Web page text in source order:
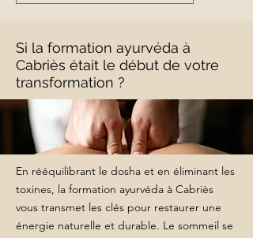
Si la formation ayurvéda à
Cabriès était le début de votre
transformation ?
En rééquilibrant le dosha et en éliminant les
toxines, la formation ayurvéda à Cabriès
vous transmet les clés pour restaurer une
énergie naturelle et durable. Le sommeil se